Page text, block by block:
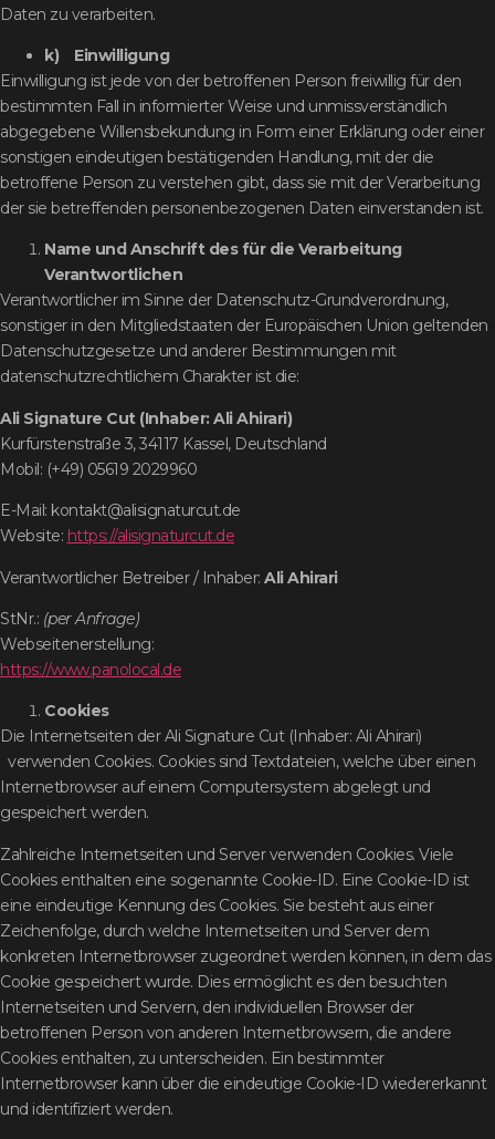
Daten zu verarbeiten.
k) Einwilligung
Einwilligung ist jede von der betroffenen Person freiwillig für den
bestimmten Fall in informierter Weise und unmissverständlich
abgegebene Willensbekundung in Form einer Erklärung oder einer
sonstigen eindeutigen bestätigenden Handlung, mit der die
betroffene Person zu verstehen gibt, dass sie mit der Verarbeitung
der sie betreffenden personenbezogenen Daten einverstanden ist.
Name und Anschrift des für die Verarbeitung
Verantwortlichen
Verantwortlicher im Sinne der Datenschutz-Grundverordnung,
sonstiger in den Mitgliedstaaten der Europäischen Union geltenden
Datenschutzgesetze und anderer Bestimmungen mit
datenschutzrechtlichem Charakter ist die:
Ali Signature Cut (Inhaber: Ali Ahirari)
Kurfürstenstraße 3, 34117 Kassel, Deutschland
Mobil: (+49) 05619 2029960
E-Mail: kontakt@alisignaturcut.de
Website: https://alisignaturcut.de
Verantwortlicher Betreiber / Inhaber: Ali Ahirari
StNr.: (per Anfrage)
Webseitenerstellung:
https://www.panolocal.de
Cookies
Die Internetseiten der Ali Signature Cut (Inhaber: Ali Ahirari)
verwenden Cookies. Cookies sind Textdateien, welche über einen
Internetbrowser auf einem Computersystem abgelegt und
gespeichert werden.
Zahlreiche Internetseiten und Server verwenden Cookies. Viele
Cookies enthalten eine sogenannte Cookie-ID. Eine Cookie-ID ist
eine eindeutige Kennung des Cookies. Sie besteht aus einer
Zeichenfolge, durch welche Internetseiten und Server dem
konkreten Internetbrowser zugeordnet werden können, in dem das
Cookie gespeichert wurde. Dies ermöglicht es den besuchten
Internetseiten und Servern, den individuellen Browser der
betroffenen Person von anderen Internetbrowsern, die andere
Cookies enthalten, zu unterscheiden. Ein bestimmter
Internetbrowser kann über die eindeutige Cookie-ID wiedererkannt
und identifiziert werden.